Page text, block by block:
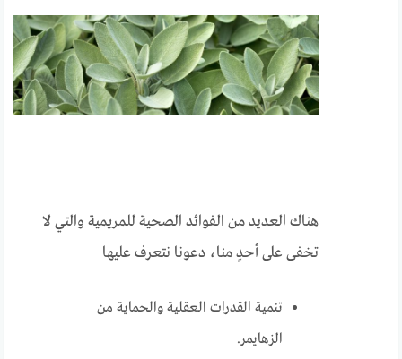
هناك العديد من الفوائد الصحية للمريمية والتي لا
تخفى على أحدٍ منا، دعونا نتعرف عليها
تنمية القدرات العقلية والحماية من
الزهايمر.